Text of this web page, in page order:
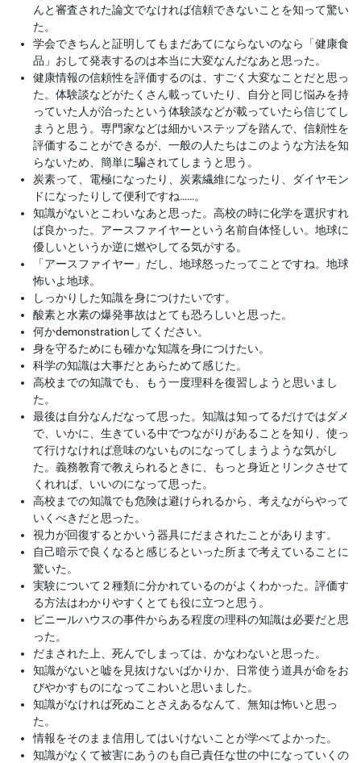
んと審査された論文でなければ信頼できないことを知って驚い
た。
学会できちんと証明してもまだあてにならないのなら「健康食
品」おして発表するのは本当に大変なんだなあと思った。
健康情報の信頼性を評価するのは、すごく大変なことだと思っ
た。体験談などがたくさん載っていたり、自分と同じ悩みを持
っていた人が治ったという体験談などが載っていたら信じてし
まうと思う。専門家などは細かいステップを踏んで、信頼性を
評価することができるが、一般の人たちはこのような方法を知
らないため、簡単に騙されてしまうと思う。
炭素って、電極になったり、炭素繊維になったり、ダイヤモン
ドになったりして便利ですね……。
知識がないとこわいなあと思った。高校の時に化学を選択すれ
ば良かった。アースファイヤーという名前自体怪しい。地球に
優しいというか逆に燃やしてる気がする。
「アースファイヤー」だし、地球怒ったってことですね。地球
怖いよ地球。
しっかりした知識を身につけたいです。
酸素と水素の爆発事故はとても恐ろしいと思った。
何かdemonstrationしてください。
身を守るためにも確かな知識を身につけたい。
科学の知識は大事だとあらためて感じた。
高校までの知識でも、もう一度理科を復習しようと思いまし
た。
最後は自分なんだなって思った。知識は知ってるだけではダメ
で、いかに、生きている中でつながりがあることを知り、使っ
て行けなければ意味のないものになってしまうような気がし
た。義務教育で教えられるときに、もっと身近とリンクさせて
くれれば、いいのになって思った。
高校までの知識でも危険は避けられるから、考えながらやって
いくべきだと思った。
視力が回復するとかいう器具にだまされたことがあります。
自己暗示で良くなると感じるといった所まで考えていることに
驚いた。
実験について２種類に分かれているのがよくわかった。評価す
る方法はわかりやすくとても役に立つと思う。
ビニールハウスの事件からある程度の理科の知識は必要だと思
った。
だまされた上、死んでしまっては、かなわないと思った。
知識がないと嘘を見抜けないばかりか、日常使う道具が命をお
びやかすものになってこわいと思いました。
知識がなければ死ぬことさえあるなんて、無知は怖いと思っ
た。
情報をそのまま信用してはいけないことが学べてよかった。
知識がなくて被害にあうのも自己責任な世の中になっていくの